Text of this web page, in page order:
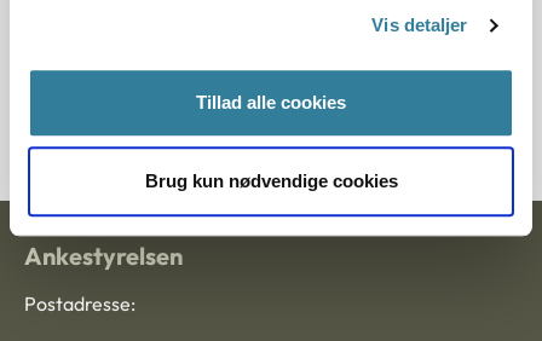
Vis detaljer
Tillad alle cookies
Brug kun nødvendige cookies
Ankestyrelsen
Postadresse: